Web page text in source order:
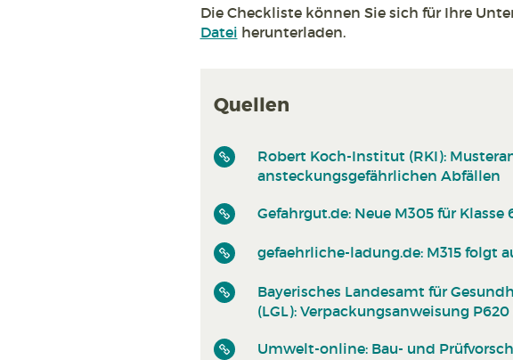
Die Checkliste können Sie sich für Ihre
Datei herunterladen.
Quellen
Robert Koch-Institut (RKI):
ansteckungsgefährlichen Abfällen
Gefahrgut.de: Neue M305 für Klasse
gefaehrliche-ladung.de: M315 folgt
Bayerisches Landesamt für
(LGL): Verpackungsanweisung P620
Umwelt-online: Bau- und